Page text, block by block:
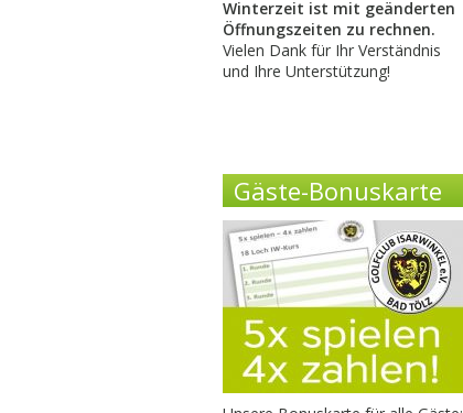
Winterzeit ist mit geänderten
Öffnungszeiten zu rechnen.
Vielen Dank für Ihr Verständnis
und Ihre Unterstützung!
Gäste-Bonuskarte